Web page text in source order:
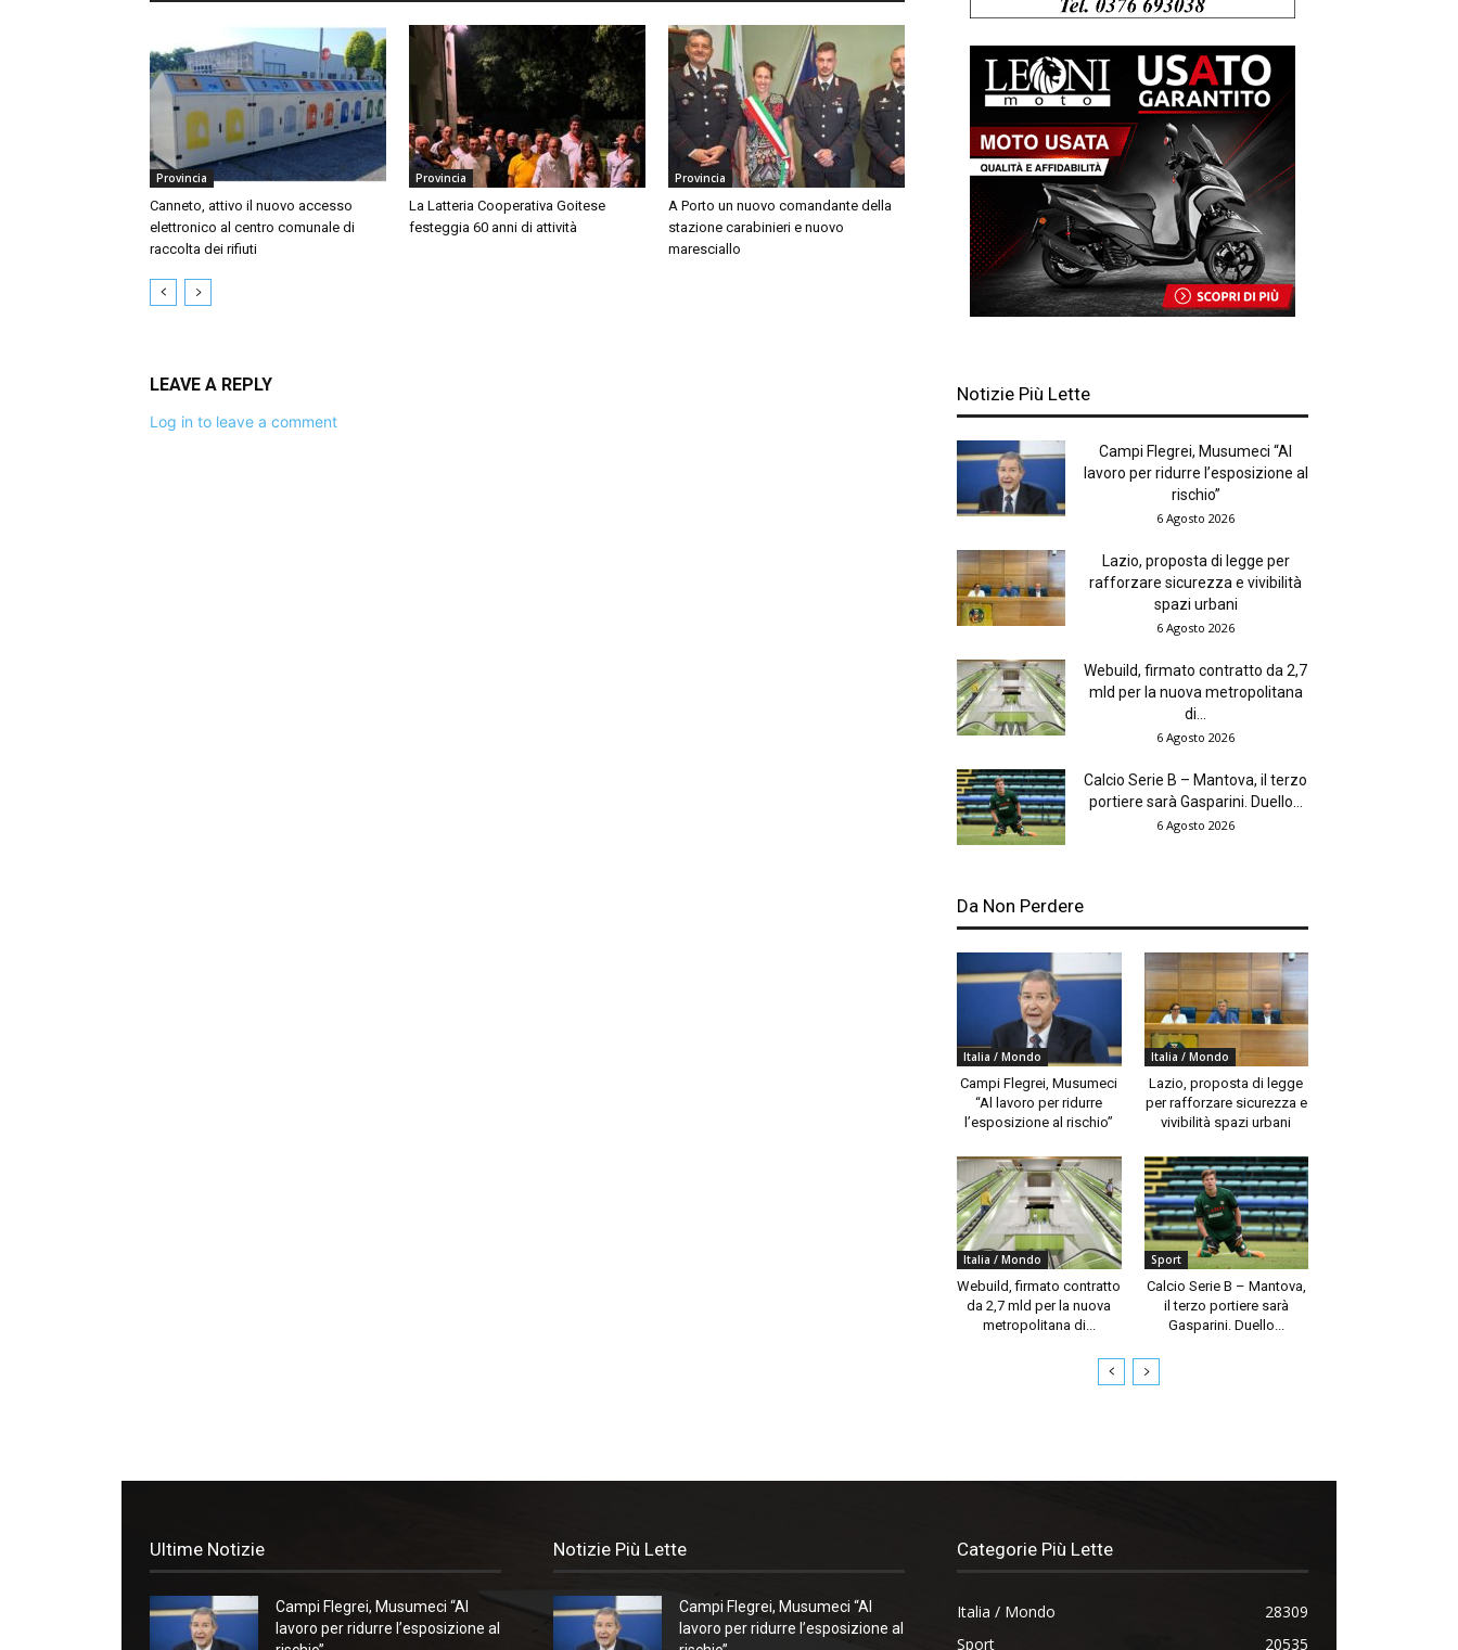
Provincia
Canneto, attivo il nuovo accesso
elettronico al centro comunale di
raccolta dei rifiuti
Provincia
La Latteria Cooperativa Goitese
festeggia 60 anni di attività
Provincia
A Porto un nuovo comandante della
stazione carabinieri e nuovo
maresciallo
LEAVE A REPLY
Log in to leave a comment
Notizie Più Lette
Campi Flegrei, Musumeci “Al
lavoro per ridurre l’esposizione al
rischio”
6 Agosto 2026
Lazio, proposta di legge per
rafforzare sicurezza e vivibilità
spazi urbani
6 Agosto 2026
Webuild, firmato contratto da 2,7
mld per la nuova metropolitana
di...
6 Agosto 2026
Calcio Serie B – Mantova, il terzo
portiere sarà Gasparini. Duello...
6 Agosto 2026
Da Non Perdere
Italia / Mondo
Campi Flegrei, Musumeci
“Al lavoro per ridurre
l’esposizione al rischio”
Italia / Mondo
Lazio, proposta di legge
per rafforzare sicurezza e
vivibilità spazi urbani
Italia / Mondo
Webuild, firmato contratto
da 2,7 mld per la nuova
metropolitana di...
Sport
Calcio Serie B – Mantova,
il terzo portiere sarà
Gasparini. Duello...
Ultime Notizie
Campi Flegrei, Musumeci “Al
lavoro per ridurre l’esposizione al
Notizie Più Lette
Campi Flegrei, Musumeci “Al
lavoro per ridurre l’esposizione al
Categorie Più Lette
Italia / Mondo
28309
Sport
20535